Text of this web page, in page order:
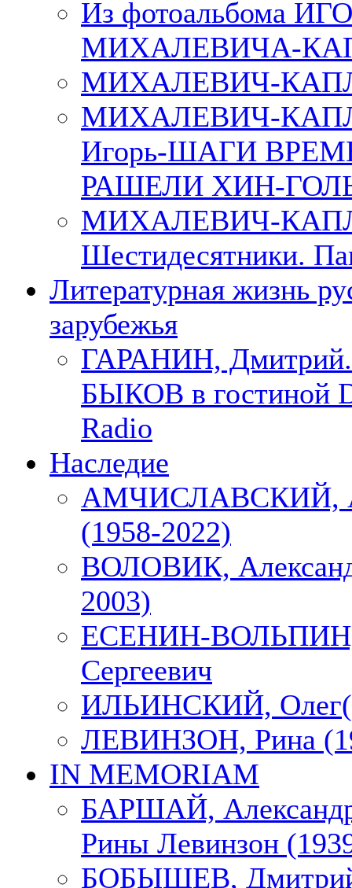
Из фотоальбома
МИХАЛЕВИЧА-
МИХАЛЕВИЧ-
МИХАЛЕВИЧ-
Игорь-ШАГИ
РАШЕЛИ ХИН-
МИХАЛЕВИЧ-
Шестидесятники.
Литературная жизнь
зарубежья
ГАРАНИН,
БЫКОВ в гостиной
Radio
Наследие
АМЧИСЛАВСКИЙ,
(1958-2022)
ВОЛОВИК,
2003)
ЕСЕНИН-ВОЛЬПИН,
Сергеевич
ИЛЬИНСКИЙ,
ЛЕВИНЗОН, Рина
IN MEMORIAM
БАРШАЙ,
Рины Левинзон
БОБЫШЕВ,